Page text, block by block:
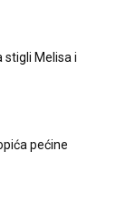
stigli Melisa i
pećine